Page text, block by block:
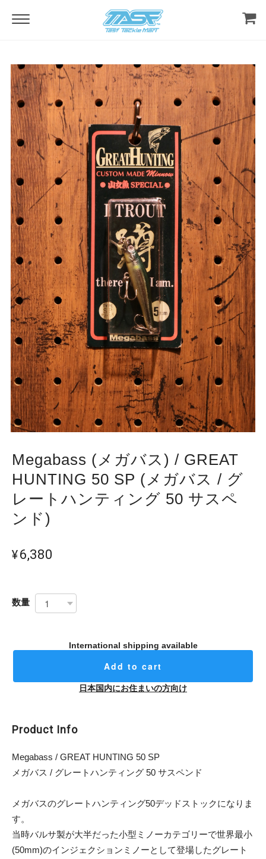
Megabass (メガバス) / GREAT
HUNTING 50 SP (メガバス / グ
レートハンティング 50 サスペ
ンド)
¥6,380
数量
International shipping available
Add to cart
日本国内にお住まいの方向け
Product Info
Megabass / GREAT HUNTING 50 SP
メガバス / グレートハンティング 50 サスペンド
メガバスのグレートハンティング50デッドストックになりま
す。
当時バルサ製が大半だった小型ミノーカテゴリーで世界最小
(50mm)のインジェクションミノーとして登場したグレート